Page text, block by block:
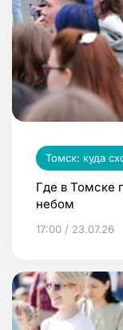
Томск: куда
Где в Томске
небом
17:00 / 23.07.26